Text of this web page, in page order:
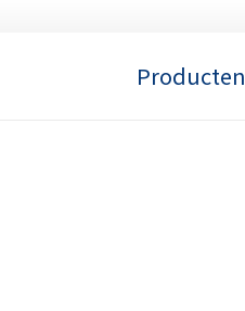
Producten